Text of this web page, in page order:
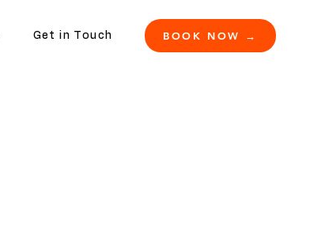
Get in Touch BOOK NOW →